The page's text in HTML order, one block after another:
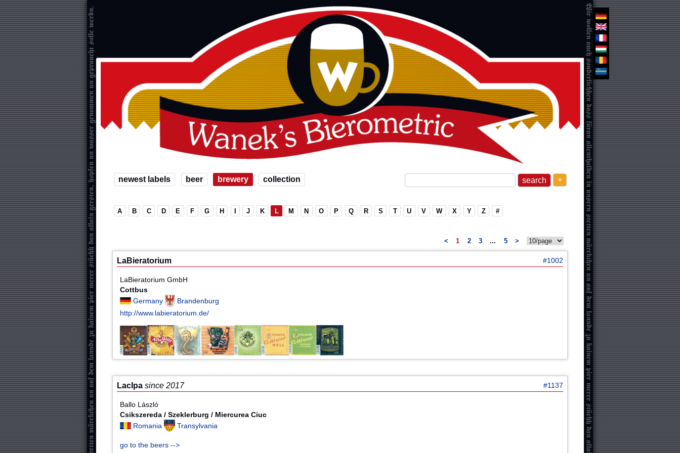
+
newest labels beer brewery collection
A B C D E F G H J K L M N O P Q R S T U V W X Y Z #
< 1 2 3 ... 5 >
LaBieratorium #1002
LaBieratorium GmbH
Cottbus
Germany
Brandenburg
http://www.labieratorium.de/
LacIpa since 2017 #1137
Ballo László
Csikszereda / Szeklerburg / Miercurea Ciuc
Romania
Transylvania
go to the beers -->